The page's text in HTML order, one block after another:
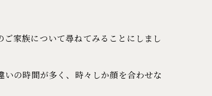
家族について尋ねてみることにしまし
の時間が多く、時々しか顔を合わせな